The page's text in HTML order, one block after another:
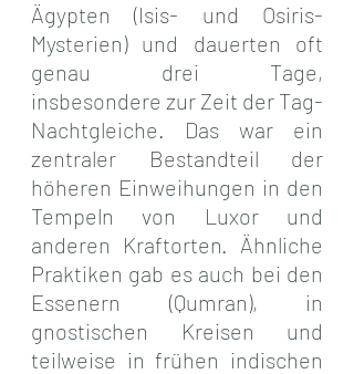
Ägypten (Isis- und Osiris-
Mysterien) und dauerten oft
genau drei Tage,
insbesondere zur Zeit der Tag-
Nachtgleiche. Das war ein
zentraler Bestandteil der
höheren Einweihungen in den
Tempeln von Luxor und
anderen Kraftorten. Ähnliche
Praktiken gab es auch bei den
Essenern (Qumran), in
gnostischen Kreisen und
teilweise in frühen indischen